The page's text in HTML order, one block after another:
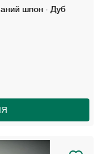
шпон · Дуб